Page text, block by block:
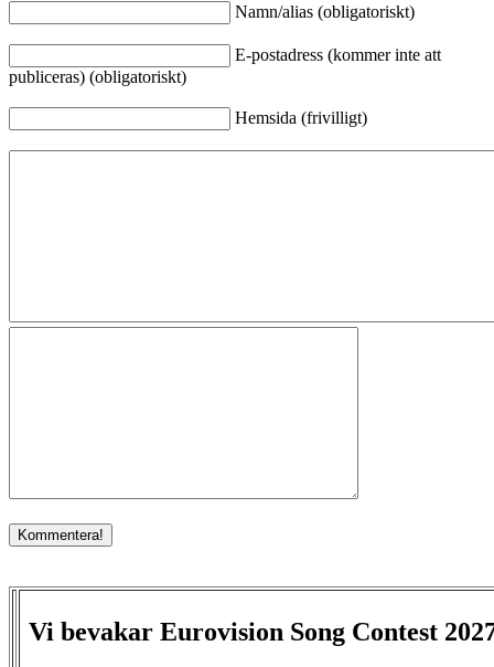
Namn/alias (obligatoriskt)
E-postadress (kommer inte att
publiceras) (obligatoriskt)
Hemsida (frivilligt)
Vi bevakar Eurovision Song Contest